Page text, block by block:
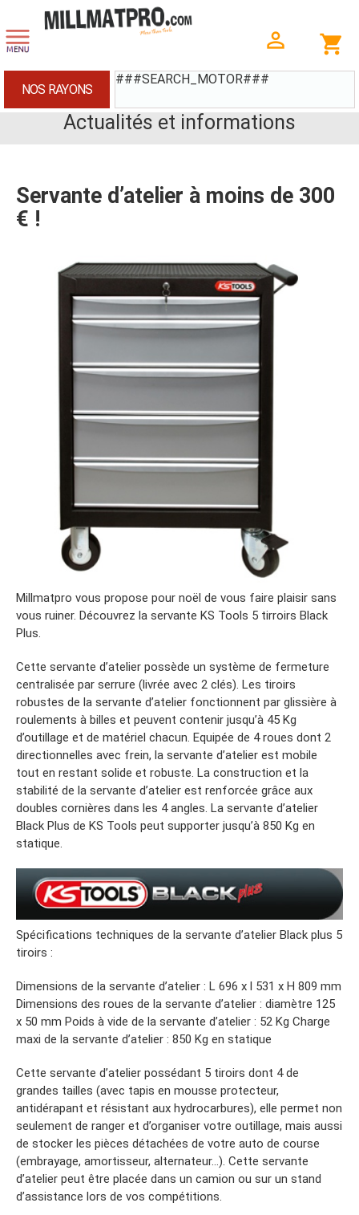
###SEARCH_MOTOR###
NOS RAYONS
Actualités et informations
Servante d’atelier à moins de 300
€ !
Millmatpro vous propose pour noël de vous faire plaisir sans
vous ruiner. Découvrez la servante KS Tools 5 tirroirs Black
Plus.
Cette servante d’atelier possède un système de fermeture
centralisée par serrure (livrée avec 2 clés). Les tiroirs
robustes de la servante d’atelier fonctionnent par glissière à
roulements à billes et peuvent contenir jusqu’à 45 Kg
d’outillage et de matériel chacun. Equipée de 4 roues dont 2
directionnelles avec frein, la servante d’atelier est mobile
tout en restant solide et robuste. La construction et la
stabilité de la servante d’atelier est renforcée grâce aux
doubles cornières dans les 4 angles. La servante d’atelier
Black Plus de KS Tools peut supporter jusqu’à 850 Kg en
statique.
Spécifications techniques de la servante d’atelier Black plus 5
tiroirs :
Dimensions de la servante d’atelier : L 696 x l 531 x H 809 mm
Dimensions des roues de la servante d’atelier : diamètre 125
x 50 mm Poids à vide de la servante d’atelier : 52 Kg Charge
maxi de la servante d’atelier : 850 Kg en statique
Cette servante d’atelier possédant 5 tiroirs dont 4 de
grandes tailles (avec tapis en mousse protecteur,
antidérapant et résistant aux hydrocarbures), elle permet non
seulement de ranger et d’organiser votre outillage, mais aussi
de stocker les pièces détachées de votre auto de course
(embrayage, amortisseur, alternateur…). Cette servante
d’atelier peut être placée dans un camion ou sur un stand
d’assistance lors de vos compétitions.